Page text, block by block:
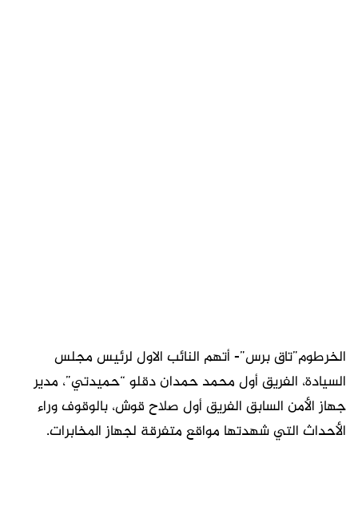
الخرطوم”تاق برس”- أتهم النائب الاول لرئيس مجلس
السيادة، الفريق أول محمد حمدان دقلو “حميدتي”، مدير
جهاز الأمن السابق الفريق أول صلاح قوش، بالوقوف وراء
الأحداث التي شهدتها مواقع متفرقة لجهاز المخابرات.